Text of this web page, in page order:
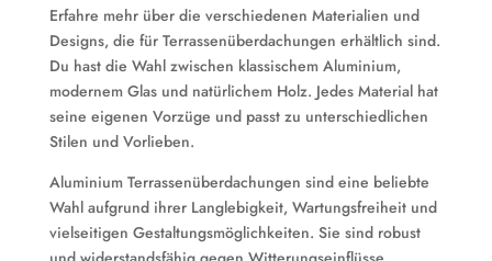
Erfahre mehr über die verschiedenen Materialien und
Designs, die für Terrassenüberdachungen erhältlich sind.
Du hast die Wahl zwischen klassischem Aluminium,
modernem Glas und natürlichem Holz. Jedes Material hat
seine eigenen Vorzüge und passt zu unterschiedlichen
Stilen und Vorlieben.
Aluminium Terrassenüberdachungen sind eine beliebte
Wahl aufgrund ihrer Langlebigkeit, Wartungsfreiheit und
vielseitigen Gestaltungsmöglichkeiten. Sie sind robust